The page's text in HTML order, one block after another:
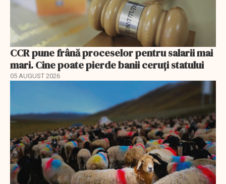
CCR pune frână proceselor pentru salarii mai
mari. Cine poate pierde banii ceruți statului
05 AUGUST 2026